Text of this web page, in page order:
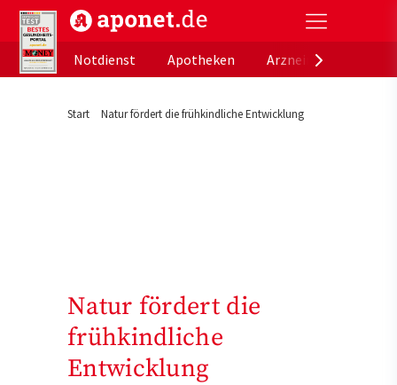
aponet.de - Das offizielle Gesundheitsportal der
Notdienst
Apotheken
Start Natur fördert die frühkindliche Entwicklung
Natur fördert die
frühkindliche
Entwicklung